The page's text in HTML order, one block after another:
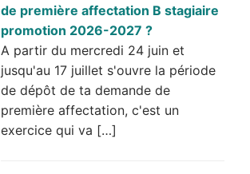
de première affectation B stagiaire
promotion 2026-2027 ?
A partir du mercredi 24 juin et
jusqu'au 17 juillet s'ouvre la période
de dépôt de ta demande de
première affectation, c'est un
exercice qui va […]